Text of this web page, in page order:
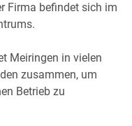
Firma befindet sich im
Meiringen in vielen
zusammen, um
Betrieb zu